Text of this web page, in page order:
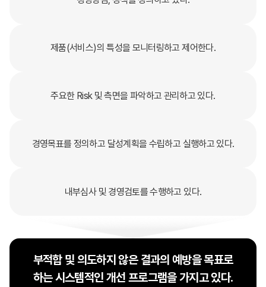
제품(서비스)의 특성을 모니터링하고 제어한다.
주요한 Risk 및 측면을 파악하고 관리하고 있다.
경영목표를 정의하고 달성계획을 수립하고 실행하고 있다.
내부심사 및 경영검토를 수행하고 있다.
부적합 및 의도하지 않은 결과의 예방을 목표로
하는 시스템적인 개선 프로그램을 가지고 있다.